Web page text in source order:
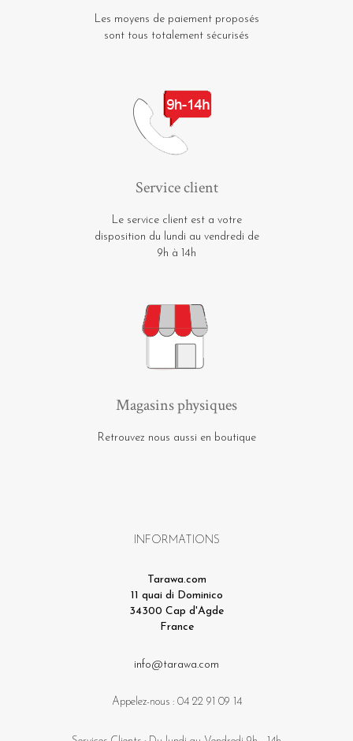
Les moyens de paiement proposés
sont tous totalement sécurisés
Service client
Le service client est a votre
disposition du lundi au vendredi de
9h à 14h
Magasins physiques
Retrouvez nous aussi en boutique
INFORMATIONS
Tarawa.com
11 quai di Dominico
34300 Cap d'Agde
France
info@tarawa.com
Appelez-nous : 04 22 91 09 14